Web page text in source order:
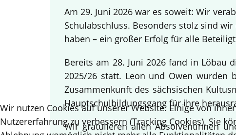
Am 29. Juni 2026 war es soweit: Wir
Schulabschluss. Besonders stolz sind
haben – ein großer Erfolg für alle
Bereits am 28. Juni 2026 fand in Löbau
2025/26 statt. Leon und Owen wurden
Zusammenkunft des sächsischen
Hauptschulbildungsgang für ihre
Wir gratulieren allen Absolventinnen
Wir nutzen Cookies auf unserer Website. Einige von
Nutzererfahrung zu verbessern (Tracking Cookies). Sie